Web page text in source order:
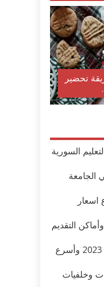
تحضير
السورية
الجامعة
اسعار
2023 مواعيد وأماكن التقديم
موعد ظهور نتيجة الثانوية العامة 2023 وأسرع
بطاقات وخلفيات